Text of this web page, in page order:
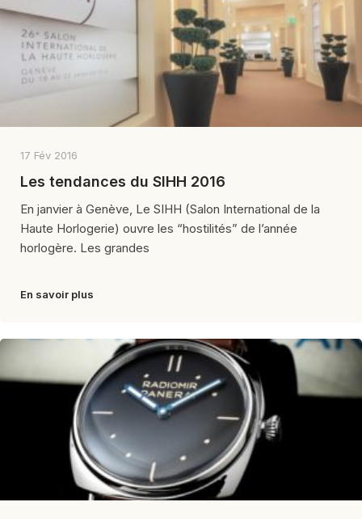
17 Fév 2016
Les tendances du SIHH 2016
En janvier à Genève, Le SIHH (Salon International de la
Haute Horlogerie) ouvre les “hostilités” de l’année
horlogère. Les grandes
En savoir plus